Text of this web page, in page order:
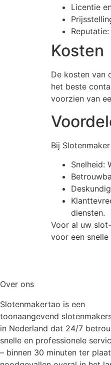
Licentie
Kosten
De kosten van
het beste
voorzien van
Bij
Snelheid:
diensten.
Voor al uw
voor een
Over ons
Slotenmakertao is een
toonaangevend
in Nederland dat 24/7
snelle en professionele
– binnen 30 minuten ter